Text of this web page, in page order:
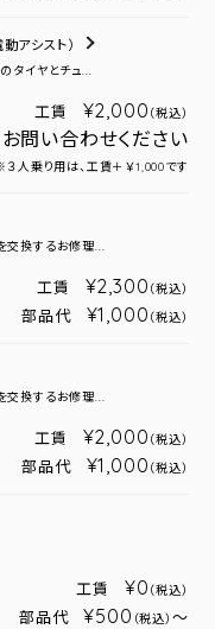
動アシスト）
タイヤとチュ...
工賃 ¥2,000 （税込）
お問い合わせください
人乗り用は、工賃＋￥1,000です
交換するお修理...
工賃 ¥2,300 （税込）
部品代 ¥1,000 （税込）
交換するお修理...
工賃 ¥2,000 （税込）
部品代 ¥1,000 （税込）
工賃 ¥0 （税込）
部品代 ¥500 （税込） ～